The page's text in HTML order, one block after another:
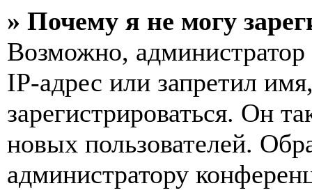
» Почему я не могу
Возможно,
IP-адрес или запретил
зарегистрироваться. Он
новых пользователей.
администратору